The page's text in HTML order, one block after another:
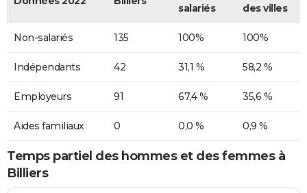
salariés des villes
Non-salariés 135 100% 100%
Indépendants 42 31,1 % 58,2 %
Employeurs 91 67,4 % 35,6 %
Aides familiaux 0 0,0 % 0,9 %
Temps partiel des hommes et des femmes à
Billiers